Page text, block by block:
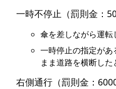
一時不停止（罰則金：
傘を差しながら運転
一時停止の指定が
まま道路を横断した
右側通行（罰則金：6000